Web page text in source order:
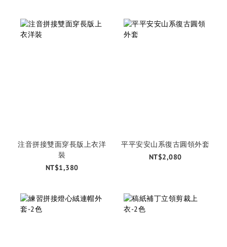
注音拼接雙面穿長版上衣洋
裝
NT$1,380
平平安安山系復古圓領外套
NT$2,080